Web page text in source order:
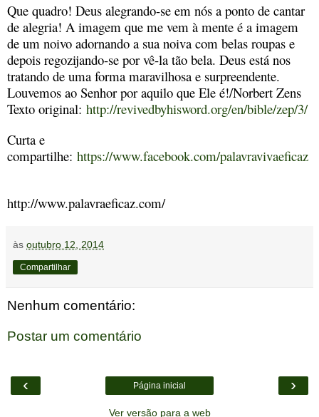
Que quadro! Deus alegrando-se em nós a ponto de cantar
de alegria! A imagem que me vem à mente é a imagem
de um noivo adornando a sua noiva com belas roupas e
depois regozijando-se por vê-la tão bela. Deus está nos
tratando de uma forma maravilhosa e surpreendente.
Louvemos ao Senhor por aquilo que Ele é!/Norbert Zens
Texto original: http://revivedbyhisword.org/en/bible/zep/3/
Curta e
compartilhe: https://www.facebook.com/palavravivaeficaz
http://www.palavraeficaz.com/
às outubro 12, 2014
Compartilhar
Nenhum comentário:
Postar um comentário
‹ ›
Página inicial
Ver versão para a web